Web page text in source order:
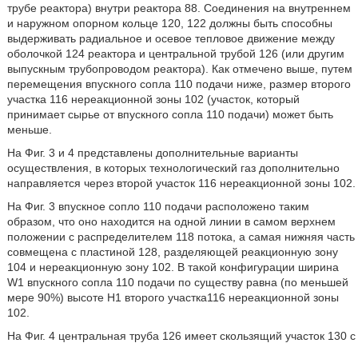
трубе реактора) внутри реактора 88. Соединения на внутреннем
и наружном опорном кольце 120, 122 должны быть способны
выдерживать радиальное и осевое тепловое движение между
оболочкой 124 реактора и центральной трубой 126 (или другим
выпускным трубопроводом реактора). Как отмечено выше, путем
перемещения впускного сопла 110 подачи ниже, размер второго
участка 116 нереакционной зоны 102 (участок, который
принимает сырье от впускного сопла 110 подачи) может быть
меньше.
На Фиг. 3 и 4 представлены дополнительные варианты
осуществления, в которых технологический газ дополнительно
направляется через второй участок 116 нереакционной зоны 102.
На Фиг. 3 впускное сопло 110 подачи расположено таким
образом, что оно находится на одной линии в самом верхнем
положении с распределителем 118 потока, а самая нижняя часть
совмещена с пластиной 128, разделяющей реакционную зону
104 и нереакционную зону 102. В такой конфигурации ширина
W1 впускного сопла 110 подачи по существу равна (по меньшей
мере 90%) высоте H1 второго участка116 нереакционной зоны
102.
На Фиг. 4 центральная труба 126 имеет скользящий участок 130 с